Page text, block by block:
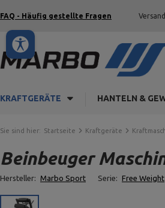
FAQ - Häufig gestellte Fragen
KRAFTGERÄTE HANTELN &
Sie sind hier: Startseite Kraftgeräte
Beinbeuger
Hersteller: Marbo Sport Serie: Free Weight